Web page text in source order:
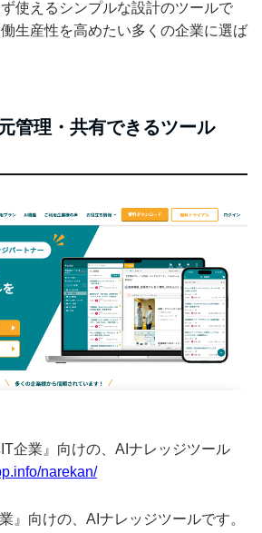
使えるシンプルな設計のツールで
生産性を高めたい多くの企業に選ば
管理・共有できるツール
IT企業』向けの、AIナレッジツール
narekan/
』向けの、AIナレッジツールです。